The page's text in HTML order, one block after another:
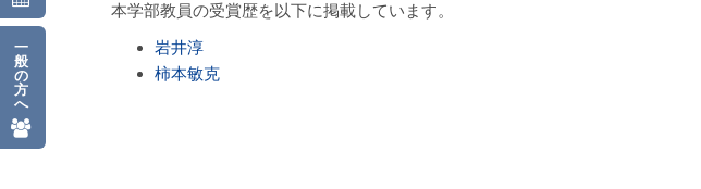
一
般
の
方
へ
本学部教員の受賞歴を以下に掲載しています。
岩井淳
柿本敏克